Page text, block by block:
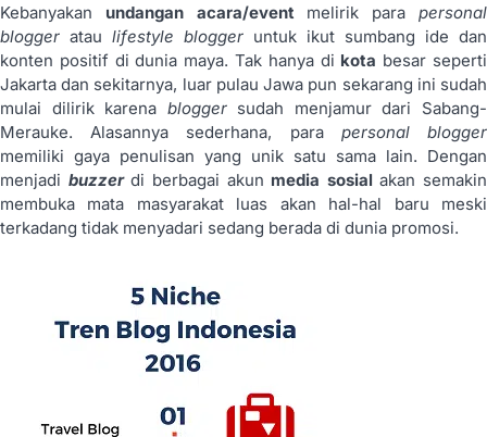
Kebanyakan undangan acara/event melirik parapersonal
blogger atau lifestyle blogger untuk ikut sumbang ide dan
konten positif di dunia maya. Tak hanya di kota besar seperti
Jakarta dan sekitarnya, luar pulau Jawa pun sekarang ini sudah
mulai dilirik karena blogger sudah menjamur dari Sabang-
Merauke. Alasannya sederhana, para personal
blogger
memiliki gaya penulisan yang unik satu sama lain. Dengan
menjadi buzzerdi berbagai akun media sosialakan semakin
membuka mata masyarakat luas akan hal-hal baru meski
terkadang tidak menyadari sedang berada di dunia promosi.